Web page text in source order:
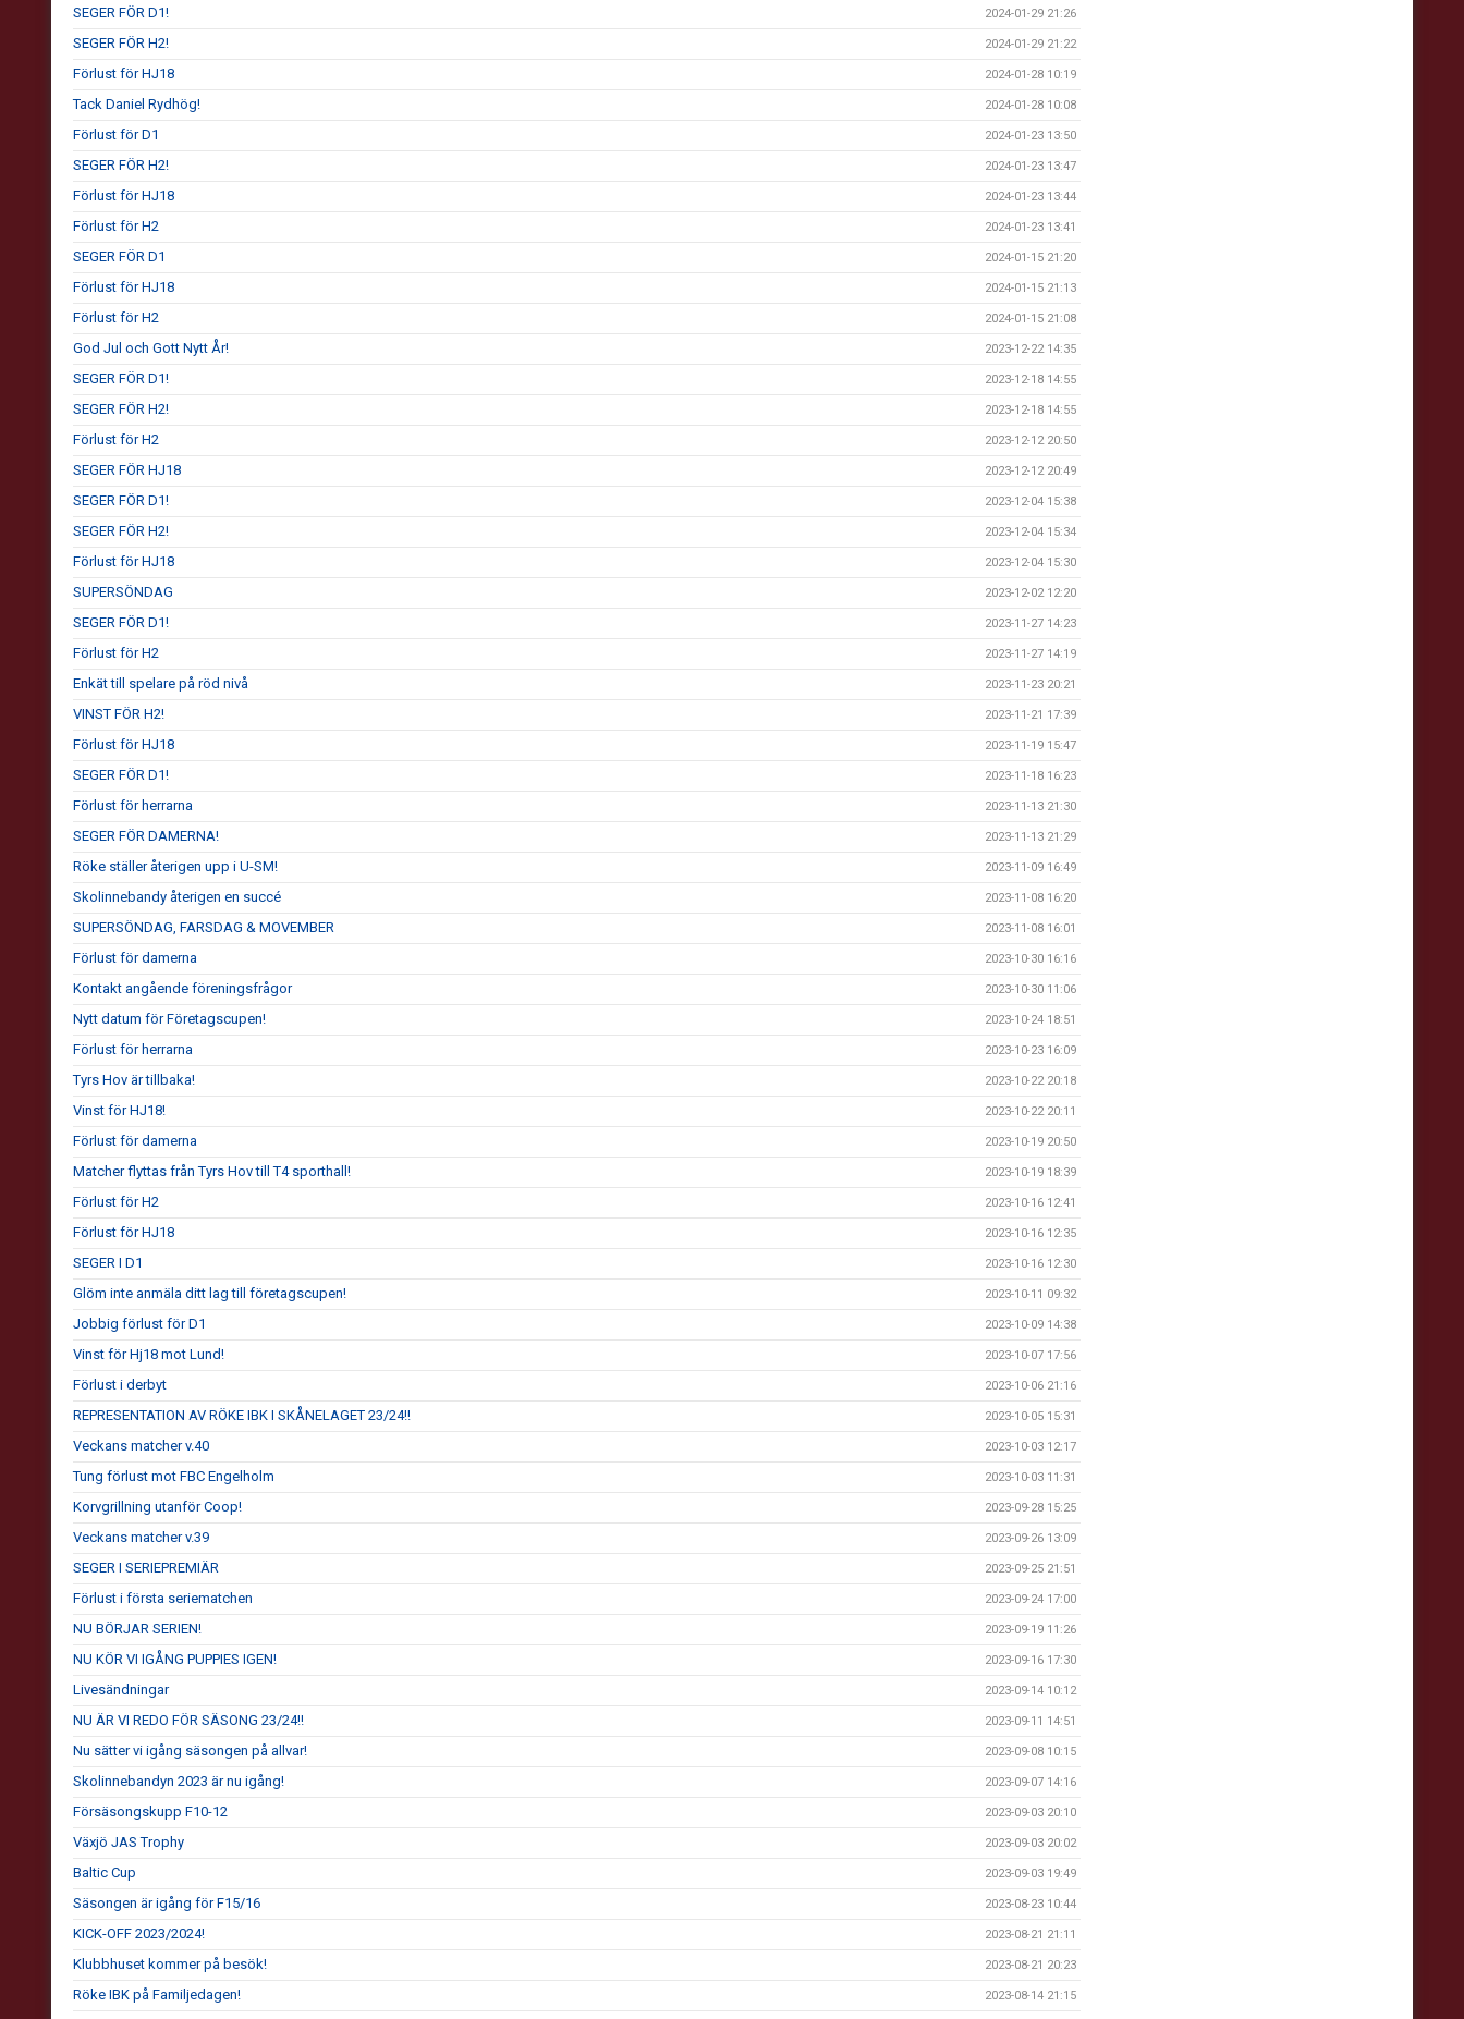
SEGER FÖR D1! 2024-01-29 21:26
SEGER FÖR H2! 2024-01-29 21:22
Förlust för HJ18 2024-01-28 10:19
Tack Daniel Rydhög! 2024-01-28 10:08
Förlust för D1 2024-01-23 13:50
SEGER FÖR H2! 2024-01-23 13:47
Förlust för HJ18 2024-01-23 13:44
Förlust för H2 2024-01-23 13:41
SEGER FÖR D1 2024-01-15 21:20
Förlust för HJ18 2024-01-15 21:13
Förlust för H2 2024-01-15 21:08
God Jul och Gott Nytt År! 2023-12-22 14:35
SEGER FÖR D1! 2023-12-18 14:55
SEGER FÖR H2! 2023-12-18 14:55
Förlust för H2 2023-12-12 20:50
SEGER FÖR HJ18 2023-12-12 20:49
SEGER FÖR D1! 2023-12-04 15:38
SEGER FÖR H2! 2023-12-04 15:34
Förlust för HJ18 2023-12-04 15:30
SUPERSÖNDAG 2023-12-02 12:20
SEGER FÖR D1! 2023-11-27 14:23
Förlust för H2 2023-11-27 14:19
Enkät till spelare på röd nivå 2023-11-23 20:21
VINST FÖR H2! 2023-11-21 17:39
Förlust för HJ18 2023-11-19 15:47
SEGER FÖR D1! 2023-11-18 16:23
Förlust för herrarna 2023-11-13 21:30
SEGER FÖR DAMERNA! 2023-11-13 21:29
Röke ställer återigen upp i U-SM! 2023-11-09 16:49
Skolinnebandy återigen en succé 2023-11-08 16:20
SUPERSÖNDAG, FARSDAG & MOVEMBER 2023-11-08 16:01
Förlust för damerna 2023-10-30 16:16
Kontakt angående föreningsfrågor 2023-10-30 11:06
Nytt datum för Företagscupen! 2023-10-24 18:51
Förlust för herrarna 2023-10-23 16:09
Tyrs Hov är tillbaka! 2023-10-22 20:18
Vinst för HJ18! 2023-10-22 20:11
Förlust för damerna 2023-10-19 20:50
Matcher flyttas från Tyrs Hov till T4 sporthall! 2023-10-19 18:39
Förlust för H2 2023-10-16 12:41
Förlust för HJ18 2023-10-16 12:35
SEGER I D1 2023-10-16 12:30
Glöm inte anmäla ditt lag till företagscupen! 2023-10-11 09:32
Jobbig förlust för D1 2023-10-09 14:38
Vinst för Hj18 mot Lund! 2023-10-07 17:56
Förlust i derbyt 2023-10-06 21:16
REPRESENTATION AV RÖKE IBK I SKÅNELAGET 23/24!! 2023-10-05 15:31
Veckans matcher v.40 2023-10-03 12:17
Tung förlust mot FBC Engelholm 2023-10-03 11:31
Korvgrillning utanför Coop! 2023-09-28 15:25
Veckans matcher v.39 2023-09-26 13:09
SEGER I SERIEPREMIÄR 2023-09-25 21:51
Förlust i första seriematchen 2023-09-24 17:00
NU BÖRJAR SERIEN! 2023-09-19 11:26
NU KÖR VI IGÅNG PUPPIES IGEN! 2023-09-16 17:30
Livesändningar 2023-09-14 10:12
NU ÄR VI REDO FÖR SÄSONG 23/24!! 2023-09-11 14:51
Nu sätter vi igång säsongen på allvar! 2023-09-08 10:15
Skolinnebandyn 2023 är nu igång! 2023-09-07 14:16
Försäsongskupp F10-12 2023-09-03 20:10
Växjö JAS Trophy 2023-09-03 20:02
Baltic Cup 2023-09-03 19:49
Säsongen är igång för F15/16 2023-08-23 10:44
KICK-OFF 2023/2024! 2023-08-21 21:11
Klubbhuset kommer på besök! 2023-08-21 20:23
Röke IBK på Familjedagen! 2023-08-14 21:15